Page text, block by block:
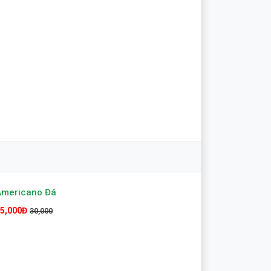
Đá
30,000